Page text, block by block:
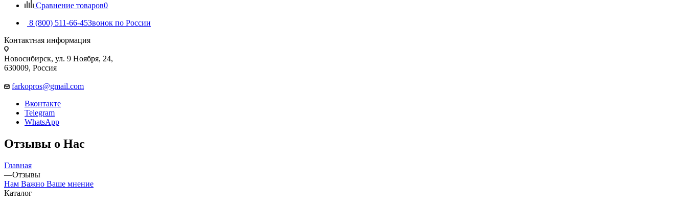
Сравнение товаров0
8 (800) 511-66-45Звонок по России
Контактная информация
Новосибирск, ул. 9 Ноября, 24,
630009, Россия
farkopros@gmail.com
Вконтакте
Telegram
WhatsApp
Отзывы о Нас
Главная
—Отзывы
Нам Важно Ваше мнение
Каталог